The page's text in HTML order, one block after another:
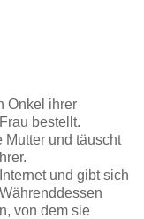
Onkel ihrer
bestellt.
Mutter und täuscht
und gibt sich
von dem sie